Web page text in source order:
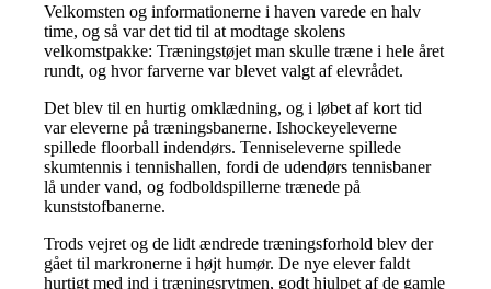
Velkomsten og informationerne i haven varede en halv
time, og så var det tid til at modtage skolens
velkomstpakke: Træningstøjet man skulle træne i hele året
rundt, og hvor farverne var blevet valgt af elevrådet.
Det blev til en hurtig omklædning, og i løbet af kort tid
var eleverne på træningsbanerne. Ishockeyeleverne
spillede floorball indendørs. Tenniseleverne spillede
skumtennis i tennishallen, fordi de udendørs tennisbaner
lå under vand, og fodboldspillerne trænede på
kunststofbanerne.
Trods vejret og de lidt ændrede træningsforhold blev der
gået til markronerne i højt humør. De nye elever faldt
hurtigt med ind i træningsrytmen, godt hjulpet af de gamle